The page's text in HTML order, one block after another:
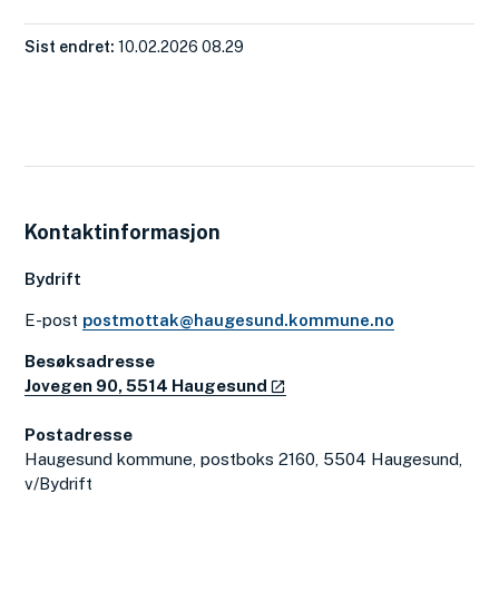
Sist endret 10.02.2026 08.29
Kontaktinformasjon
Bydrift
E-post postmottak@haugesund.kommune.no
Besøksadresse
Jovegen 90, 5514 Haugesund
Postadresse
Haugesund kommune, postboks 2160, 5504 Haugesund,
v/Bydrift